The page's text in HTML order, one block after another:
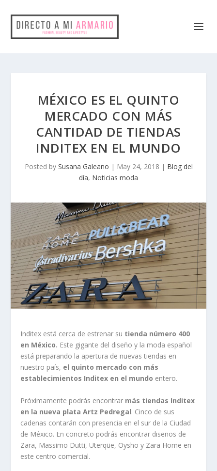
MÉXICO ES EL QUINTO
MERCADO CON MÁS
CANTIDAD DE TIENDAS
INDITEX EN EL MUNDO
Posted by Susana Galeano | May 24, 2018 | Blog del
día, Noticias moda
Inditex está cerca de estrenar su tienda número 400
en México. Este gigante del diseño y la moda español
está preparando la apertura de nuevas tiendas en
nuestro país, el quinto mercado con más
establecimientos Inditex en el mundo entero.
Próximamente podrás encontrar más tiendas Inditex
en la nueva plata Artz Pedregal. Cinco de sus
cadenas contarán con presencia en el sur de la Ciudad
de México. En concreto podrás encontrar diseños de
Zara, Massimo Dutti, Uterqüe, Oysho y Zara Home en
este centro comercial.